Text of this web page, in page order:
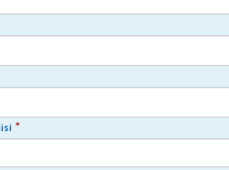
*